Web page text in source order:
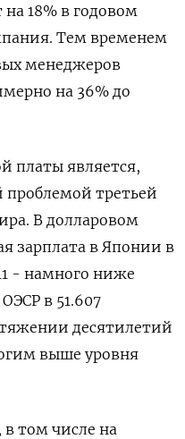
18% в годовом
Тем временем
менеджеров
на 36% до
платы является,
проблемой третьей
В долларовом
зарплата в Японии в
- намного ниже
в 51.607
десятилетий
выше уровня
в том числе на